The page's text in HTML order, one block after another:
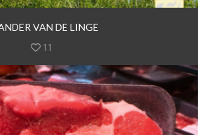
VAN DE LINGE
11